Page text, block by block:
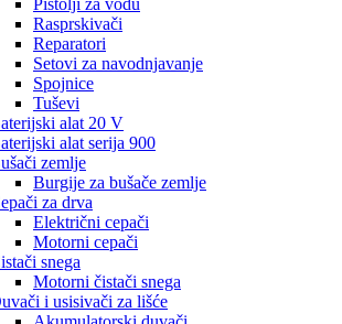
Pištolji za vodu
Rasprskivači
Reparatori
Setovi za navodnjavanje
Spojnice
Tuševi
alat 20 V
alat serija 900
zemlje
Burgije za bušače zemlje
za drva
Električni cepači
Motorni cepači
snega
Motorni čistači snega
i usisivači za lišće